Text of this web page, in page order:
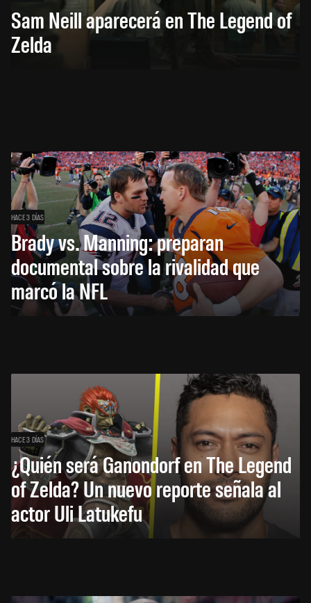
Sam Neill aparecerá en The Legend of
Zelda
HACE 3 DÍAS
Brady vs. Manning: preparan
documental sobre la rivalidad que
marcó la NFL
HACE 3 DÍAS
¿Quién será Ganondorf en The Legend
of Zelda? Un nuevo reporte señala al
actor Uli Latukefu